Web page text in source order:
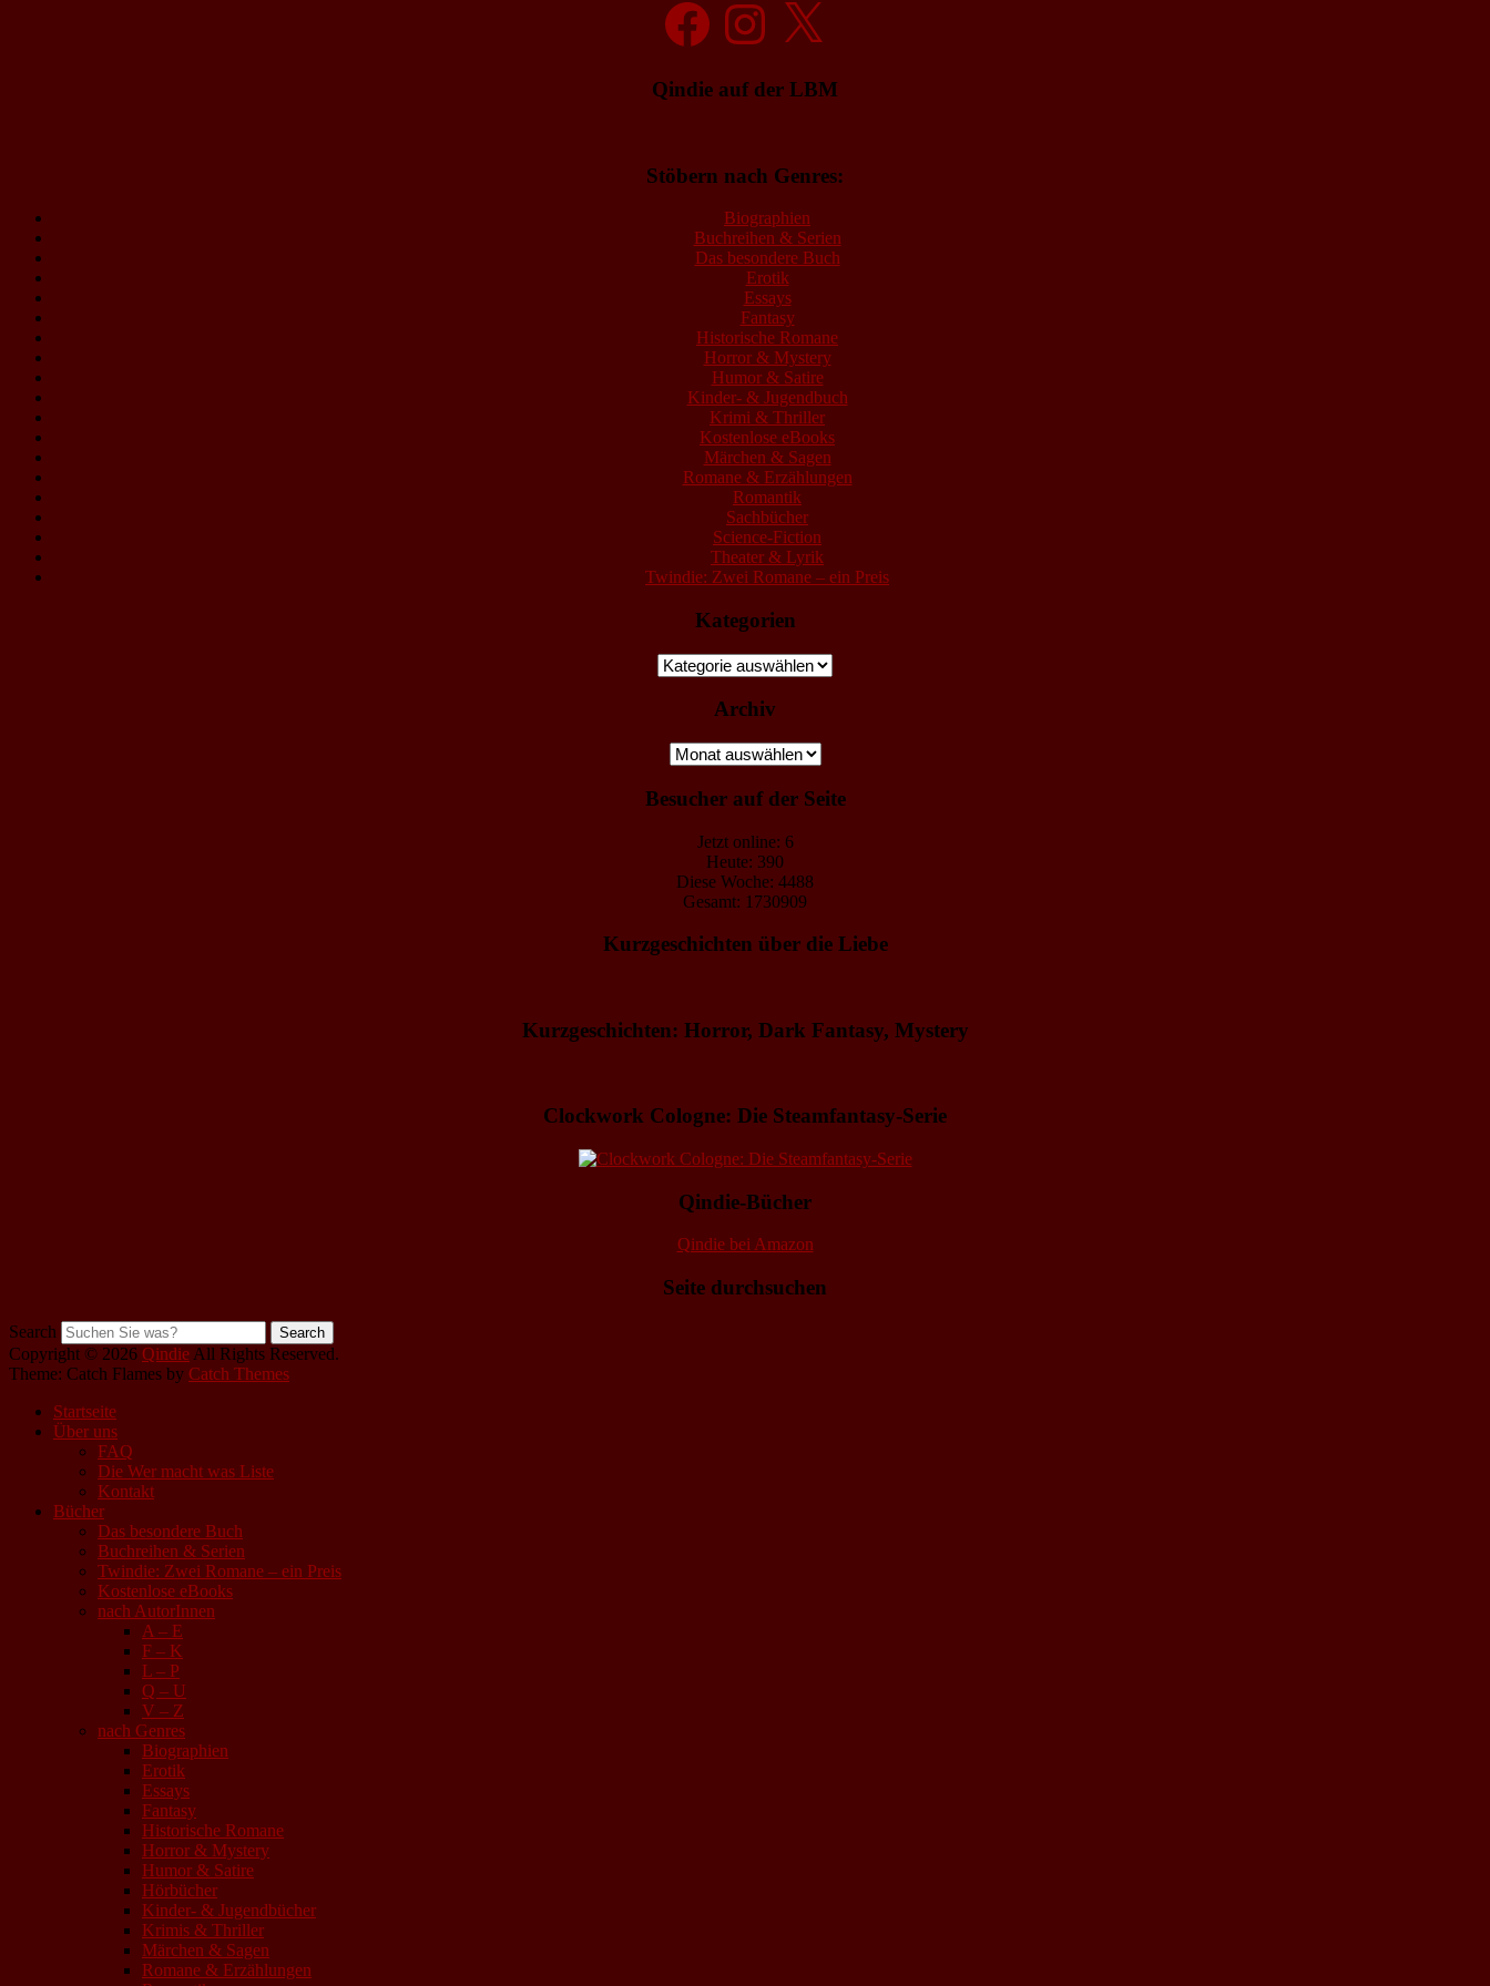
FacebookInstagramX
Qindie auf der LBM
Stöbern nach Genres:
Biographien
Buchreihen & Serien
Das besondere Buch
Erotik
Essays
Fantasy
Historische Romane
Horror & Mystery
Humor & Satire
Kinder- & Jugendbuch
Krimi & Thriller
Kostenlose eBooks
Märchen & Sagen
Romane & Erzählungen
Romantik
Sachbücher
Science-Fiction
Theater & Lyrik
Twindie: Zwei Romane – ein Preis
Kategorien
Kategorien
Archiv
Archiv
Besucher auf der Seite
Jetzt online: 6
Heute: 390
Diese Woche: 4488
Gesamt: 1730909
Kurzgeschichten über die Liebe
Kurzgeschichten: Horror, Dark Fantasy, Mystery
Clockwork Cologne: Die Steamfantasy-Serie
Qindie-Bücher
Qindie bei Amazon
Seite durchsuchen
Search
Copyright © 2026 Qindie All Rights Reserved.
Theme: Catch Flames by Catch Themes
Startseite
Über uns
FAQ
Die Wer macht was Liste
Kontakt
Bücher
Das besondere Buch
Buchreihen & Serien
Twindie: Zwei Romane – ein Preis
Kostenlose eBooks
nach AutorInnen
A – E
F – K
L – P
Q – U
V – Z
nach Genres
Biographien
Erotik
Essays
Fantasy
Historische Romane
Horror & Mystery
Humor & Satire
Hörbücher
Kinder- & Jugendbücher
Krimis & Thriller
Märchen & Sagen
Romane & Erzählungen